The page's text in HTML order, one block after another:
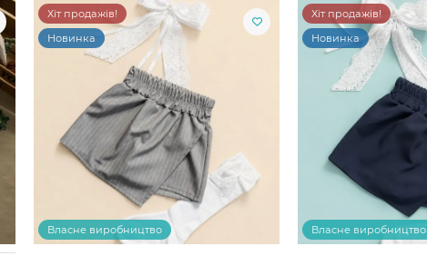
Хіт продажів!
Новинка
Власне виробництво
Хіт продажів!
Новинка
Власне виробництво